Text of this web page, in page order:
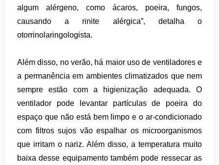
algum alérgeno, como ácaros, poeira, fungos,
causando a rinite alérgica”, detalha o
otorrinolaringologista.
Além disso, no verão, há maior uso de ventiladores e
a permanência em ambientes climatizados que nem
sempre estão com a higienização adequada. O
ventilador pode levantar partículas de poeira do
espaço que não está bem limpo e o ar-condicionado
com filtros sujos vão espalhar os microorganismos
que irritam o nariz. Além disso, a temperatura muito
baixa desse equipamento também pode ressecar as